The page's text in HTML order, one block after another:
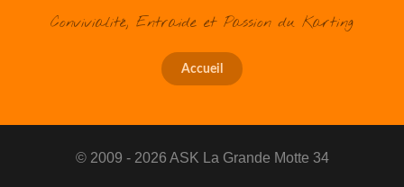
Convivialité, Entraide et Passion du Karting
Accueil
© 2009 - 2026 ASK La Grande Motte 34